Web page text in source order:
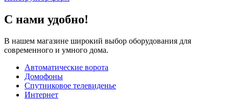
С нами удобно!
В нашем магазине широкий выбор оборудования для
современного и умного дома.
Автоматические ворота
Домофоны
Спутниковое телевиденье
Интернет